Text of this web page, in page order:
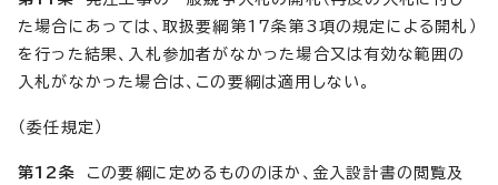
た場合にあっては、取扱要綱第17条第3項の規定による開札）
を行った結果、入札参加者がなかった場合又は有効な範囲の
入札がなかった場合は、この要綱は適用しない。
（委任規定）
第12条 この要綱に定めるもののほか、金入設計書の閲覧及